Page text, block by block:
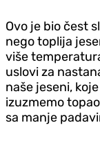
Ovo je bio čest
nego toplija
više
uslovi za
naše jeseni,
izuzmemo
sa manje